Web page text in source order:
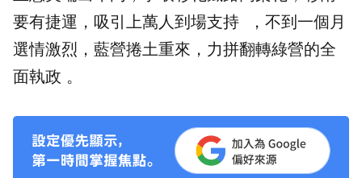
要有捷運，吸引上萬人到場支持 ，不到一個月
選情激烈，藍營捲土重來，力拼翻轉綠營的全
面執政 。